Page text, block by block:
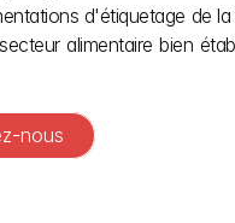
d'étiquetage de
alimentaire bien
nous